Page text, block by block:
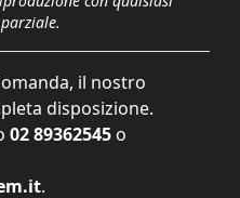
il nostro
disposizione.
02 89362545 o
.